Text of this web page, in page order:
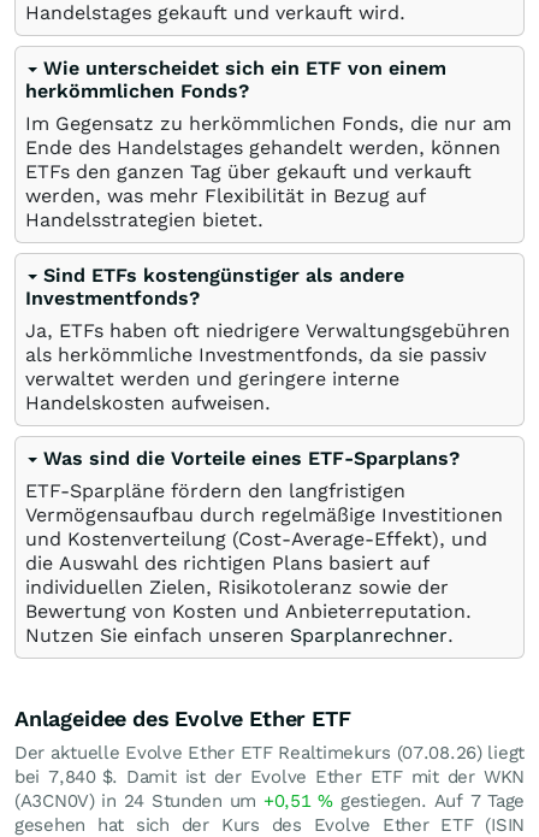
Handelstages gekauft und verkauft wird.
Wie unterscheidet sich ein ETF von einem
herkömmlichen Fonds?
Im Gegensatz zu herkömmlichen Fonds, die nur am
Ende des Handelstages gehandelt werden, können
ETFs den ganzen Tag über gekauft und verkauft
werden, was mehr Flexibilität in Bezug auf
Handelsstrategien bietet.
Sind ETFs kostengünstiger als andere
Investmentfonds?
Ja, ETFs haben oft niedrigere Verwaltungsgebühren
als herkömmliche Investmentfonds, da sie passiv
verwaltet werden und geringere interne
Handelskosten aufweisen.
Was sind die Vorteile eines ETF-Sparplans?
ETF-Sparpläne fördern den langfristigen
Vermögensaufbau durch regelmäßige Investitionen
und Kostenverteilung (Cost-Average-Effekt), und
die Auswahl des richtigen Plans basiert auf
individuellen Zielen, Risikotoleranz sowie der
Bewertung von Kosten und Anbieterreputation.
Nutzen Sie einfach unseren Sparplanrechner.
Anlageidee des Evolve Ether ETF
Der aktuelle Evolve Ether ETF Realtimekurs (07.08.26) liegt
bei 7,840 $. Damit ist der Evolve Ether ETF mit der WKN
(A3CN0V) in 24 Stunden um +0,51% gestiegen. Auf 7 Tage
gesehen hat sich der Kurs des Evolve Ether ETF (ISIN